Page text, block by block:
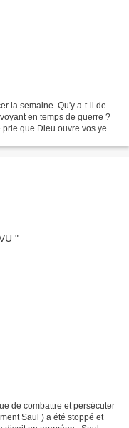
la semaine. Qu'y a-t-il de
en temps de guerre ?
que Dieu ouvre vos yeux
de combattre et persécuter
Saul ) a été stoppé et